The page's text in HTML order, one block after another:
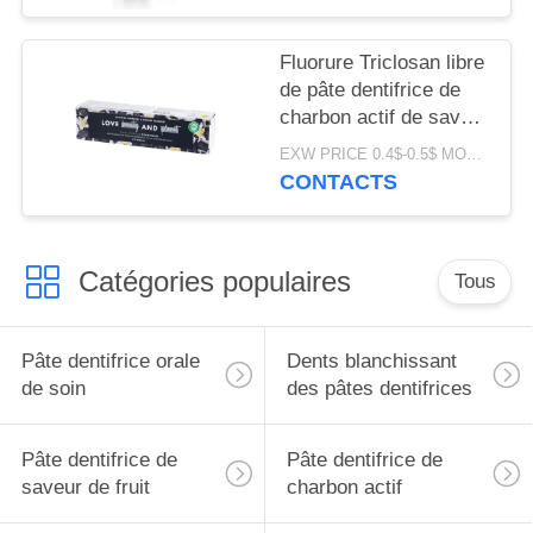
Fluorure Triclosan libre
de pâte dentifrice de
charbon actif de saveur
de fleur libre
EXW PRICE 0.4$-0.5$ MOQ:500pcs-30000pcs
CONTACTS
Catégories populaires Tous
Pâte dentifrice orale
de soin
Dents blanchissant
des pâtes dentifrices
Pâte dentifrice de
saveur de fruit
Pâte dentifrice de
charbon actif